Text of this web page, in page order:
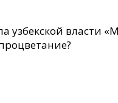
узбекской власти